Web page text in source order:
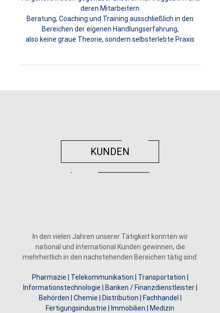
deren Mitarbeitern
Beratung, Coaching und Training ausschließlich in den
Bereichen der eigenen Handlungserfahrung,
also keine graue Theorie, sondern selbsterlebte Praxis
KUNDEN
In den vielen Jahren unserer Tätigkeit konnten wir
national und international Kunden gewinnen, die
mehrheitlich in den nachstehenden Bereichen tätig sind:
Pharmazie | Telekommunikation | Transportation |
Informationstechnologie | Banken / Finanzdienstleister |
Behörden | Chemie | Distribution | Fachhandel |
Fertigungsindustrie | Immobilien | Medizin